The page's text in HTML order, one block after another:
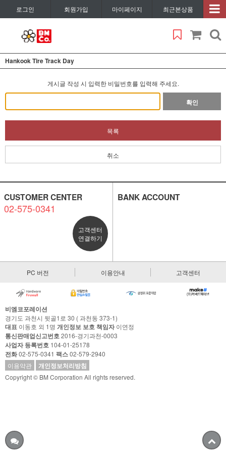
로그인 회원가입 마이페이지 최근본상품
Hankook Tire Track Day
게시글 작성 시 입력한 비밀번호를 입력해 주세요.
확인
목록
취소
CUSTOMER CENTER
02-575-0341
고객센터
연결하기
BANK ACCOUNT
PC 버전 이용안내 고객센터
비엠코포레이션
경기도 과천시 뒷골1로 30 ( 과천동 373-1)
대표 이동호 외 1명 개인정보 보호 책임자이연정
통신판매업신고번호2016-경기과천-0003
사업자 등록번호 104-01-25178
전화02-575-0341 팩스02-579-2940
이용약관
개인정보처리방침
Copyright © BM Corporation All rights reserved.